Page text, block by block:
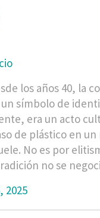
los años 40, la
símbolo de
era un acto
de plástico en
No es por
no se
2025